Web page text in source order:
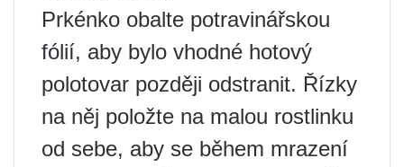
Prkénko obalte potravinářskou
fólií, aby bylo vhodné hotový
polotovar později odstranit. Řízky
na něj položte na malou rostlinku
od sebe, aby se během mrazení